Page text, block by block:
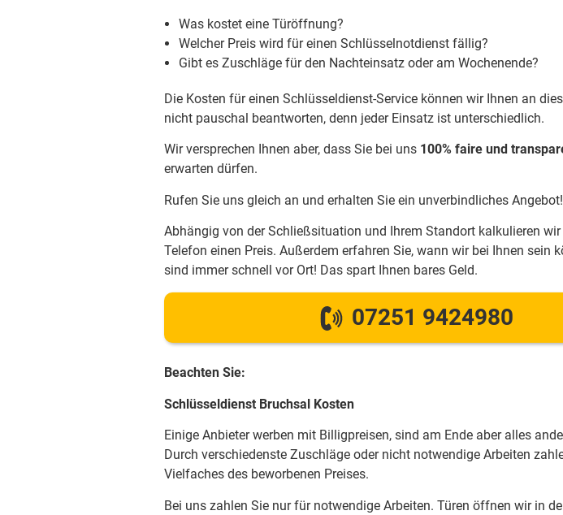
Was kostet eine Türöffnung?
Welcher Preis wird für einen Schlüsselnotdienst fällig?
Gibt es Zuschläge für den Nachteinsatz oder am Wochenende?
Die Kosten für einen Schlüsseldienst-Service können wir Ihnen an
nicht pauschal beantworten, denn jeder Einsatz ist unterschiedlich.
Wir versprechen Ihnen aber, dass Sie bei uns 100% faire und
erwarten dürfen.
Rufen Sie uns gleich an und erhalten Sie ein unverbindliches Angebot!
Abhängig von der Schließsituation und Ihrem Standort kalkulieren
Telefon einen Preis. Außerdem erfahren Sie, wann wir bei Ihnen sein
sind immer schnell vor Ort! Das spart Ihnen bares Geld.
07251 9424980
Beachten Sie:
Schlüsseldienst Bruchsal Kosten
Einige Anbieter werben mit Billigpreisen, sind am Ende aber alles
Durch verschiedenste Zuschläge oder nicht notwendige Arbeiten
Vielfaches des beworbenen Preises.
Bei uns zahlen Sie nur für notwendige Arbeiten. Türen öffnen wir in